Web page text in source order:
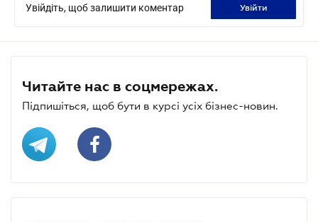
Увійдіть, щоб залишити коментар увійти
Читайте нас в соцмережах.
Підпишіться, щоб бути в курсі усіх бізнес-новин.